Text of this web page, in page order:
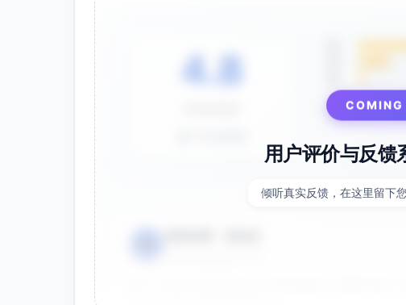
4.8
COMING
用户评价与反馈
倾听真实反馈，在这里留下